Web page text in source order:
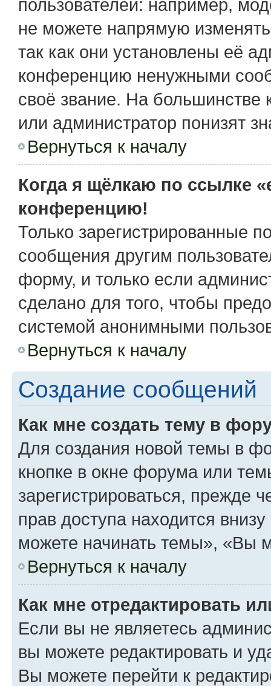
пользователей: например,
не можете напрямую
так как они установлены её
конференцию ненужными
своё звание. На
или администратор понизят
Вернуться к началу
Когда я щёлкаю по ссылке
конференцию!
Только зарегистрированные
сообщения другим
форму, и только если
сделано для того, чтобы
системой анонимными
Вернуться к началу
Создание сообщений
Как мне создать тему в
Для создания новой темы в
кнопке в окне форума или
зарегистрироваться, прежде
прав доступа находится
можете начинать темы», «Вы
Вернуться к началу
Как мне отредактировать
Если вы не являетесь
вы можете редактировать и
Вы можете перейти к